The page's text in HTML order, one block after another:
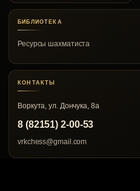
БИБЛИОТЕКА
Ресурсы шахматиста
КОНТАКТЫ
Воркута, ул. Дончука, 8а
8 (82151) 2-00-53
vrkchess@gmail.com